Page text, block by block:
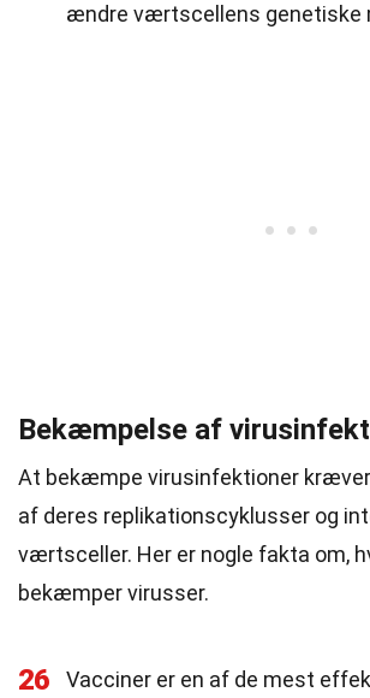
ændre værtscellens genetiske
Bekæmpelse af
At bekæmpe virusinfektioner
af deres replikationscyklusser og
værtsceller. Her er nogle fakta om,
bekæmper virusser.
26
Vacciner er en af de mest